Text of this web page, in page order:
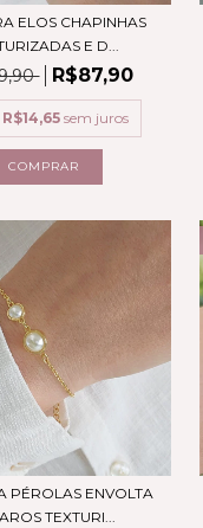
ELOS CHAPINHAS
E D...
R$87,90
R$14,65 sem juros
PÉROLAS ENVOLTA
TEXTURI...